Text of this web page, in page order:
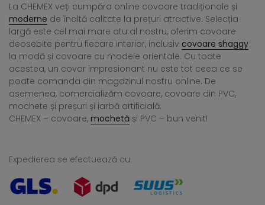
La CHEMEX veți cumpăra online covoare tradiționale și
moderne de înaltă calitate la prețuri atractive. Selecția
largă este cel mai mare atu al nostru, oferim covoare
deosebite pentru fiecare interior, inclusiv covoare shaggy
la modă și covoare cu modele orientale. Cu toate
acestea, un covor impresionant nu este tot ceea ce se
poate comanda din magazinul nostru online. De
asemenea, comercializăm covoare, covoare din PVC,
mochete și preșuri și iarbă artificială.
CHEMEX – covoare, mochetă și PVC – bun venit!
Expedierea se efectuează cu: